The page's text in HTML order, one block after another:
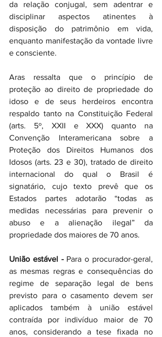
da relação conjugal, sem adentrar e
disciplinar aspectos atinentes à
disposição do patrimônio em vida,
enquanto manifestação da vontade livre
e consciente.
Aras ressalta que o princípio de
proteção ao direito de propriedade do
idoso e de seus herdeiros encontra
respaldo tanto na Constituição Federal
(arts. 5º, XXII e XXX) quanto na
Convenção Interamericana sobre a
Proteção dos Direitos Humanos dos
Idosos (arts. 23 e 30), tratado de direito
internacional do qual o Brasil é
signatário, cujo texto prevê que os
Estados partes adotarão “todas as
medidas necessárias para prevenir o
abuso e a alienação ilegal” da
propriedade dos maiores de 70 anos.
União estável - Para o procurador-geral,
as mesmas regras e consequências do
regime de separação legal de bens
previsto para o casamento devem ser
aplicados também à união estável
contraída por indivíduo maior de 70
anos, considerando a tese fixada no